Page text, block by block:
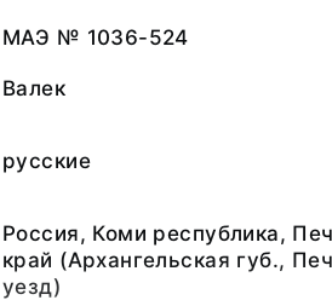
МАЭ № 1036-524
Валек
русские
Россия, Коми республика,
край (Архангельская губ.,
уезд)